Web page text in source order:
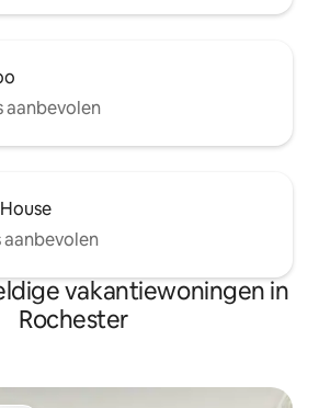
aanbevolen
aanbevolen
vakantiewoningen in
Rochester